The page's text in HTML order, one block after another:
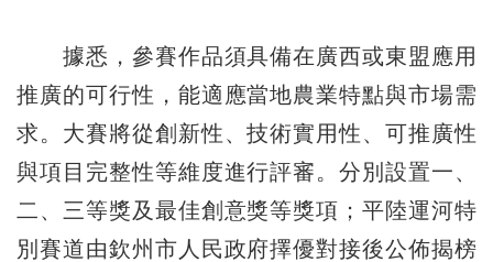
據悉，參賽作品須具備在廣西或東盟應用
推廣的可行性，能適應當地農業特點與市場需
求。大賽將從創新性、技術實用性、可推廣性
與項目完整性等維度進行評審。分別設置一、
二、三等獎及最佳創意獎等獎項；平陸運河特
別賽道由欽州市人民政府擇優對接後公佈揭榜